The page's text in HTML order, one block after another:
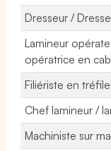
Dresseur /
Lamineur
opératrice en
Filiériste en
Chef lamineur /
Machiniste sur